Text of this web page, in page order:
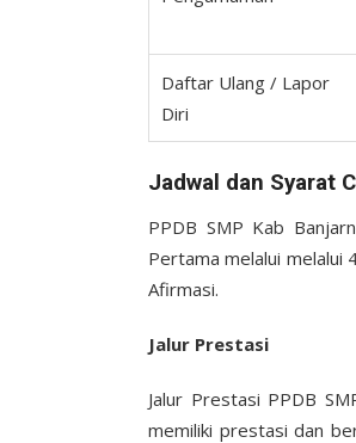
Daftar Ulang / Lapor
Diri
Jadwal dan Syarat
PPDB SMP Kab
Pertama melalui melalui
Afirmasi.
Jalur Prestasi
Jalur Prestasi PPDB
memiliki prestasi dan